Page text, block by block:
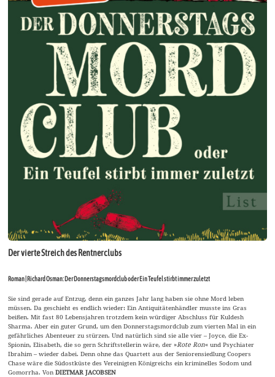
Der vierte Streich des Rentnerclubs
Roman | Richard Osman: Der Donnerstagsmordclub oder Ein Teufel stirbt immer zuletzt
Sie sind gerade auf Entzug, denn ein ganzes Jahr lang haben sie ohne Mord leben
müssen. Da geschieht es endlich wieder: Ein Antiquitätenhändler musste ins Gras
beißen. Mit fast 80 Lebensjahren trotzdem kein würdiger Abschluss für Kuldesh
Sharma. Aber ein guter Grund, um den Donnerstagsmordclub zum vierten Mal in ein
gefährliches Abenteuer zu stürzen. Und natürlich sind sie alle vier – Joyce, die Ex-
Spionin, Elisabeth, die so gern Schriftstellerin wäre, der »Rote Ron« und Psychiater
Ibrahim – wieder dabei. Denn ohne das Quartett aus der Seniorensiedlung Coopers
Chase wäre die Südostküste des Vereinigten Königreichs ein kriminelles Sodom und
Gomorrha. VonDIETMAR JACOBSEN